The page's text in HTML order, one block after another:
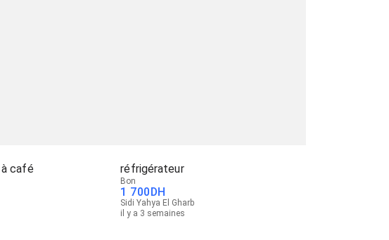
café
réfrigérateur
Bon
1 700DH
Sidi Yahya El Gharb
il y a 3 semaines